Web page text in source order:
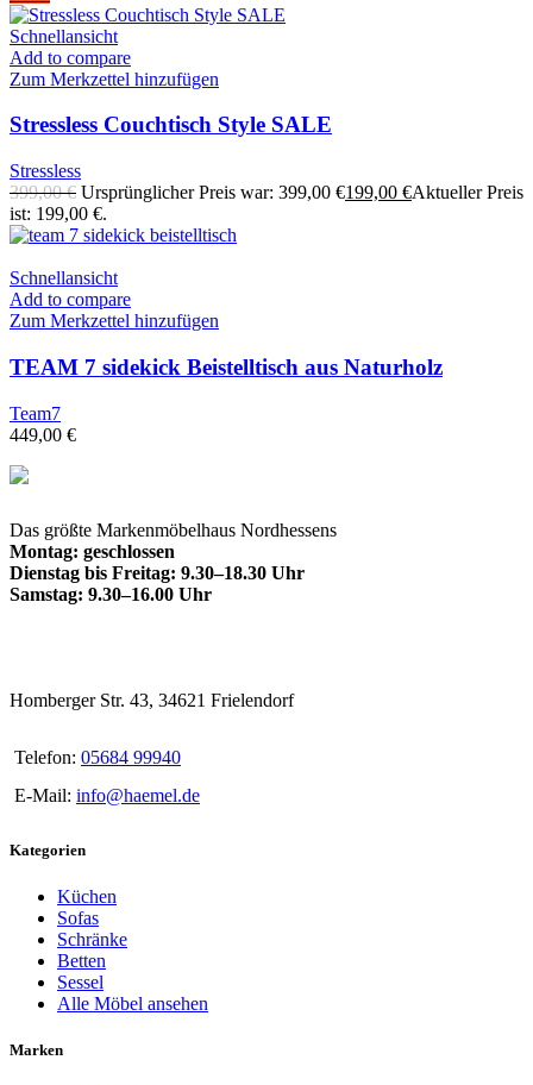
Schnellansicht
Add to compare
Zum Merkzettel hinzufügen
Stressless Couchtisch Style SALE
Stressless
399,00€ Ursprünglicher Preis war: 399,00 €199,00 €Aktueller Preis
ist: 199,00 €.
Schnellansicht
Add to compare
Zum Merkzettel hinzufügen
TEAM 7 sidekick Beistelltisch aus Naturholz
Team7
449,00 €
Das größte Markenmöbelhaus Nordhessens
Montag: geschlossen
Dienstag bis Freitag: 9.30–18.30 Uhr
Samstag: 9.30–16.00 Uhr
Homberger Str. 43, 34621 Frielendorf
Telefon: 05684 99940
E-Mail: info@haemel.de
Kategorien
Küchen
Sofas
Schränke
Betten
Sessel
Alle Möbel ansehen
Marken